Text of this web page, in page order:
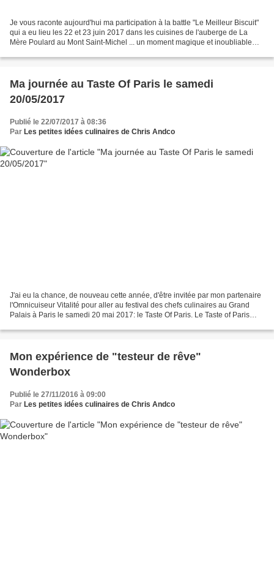
Je vous raconte aujourd'hui ma participation à la battle "Le Meilleur Biscuit"
qui a eu lieu les 22 et 23 juin 2017 dans les cuisines de l'auberge de La
Mère Poulard au Mont Saint-Michel ... un moment magique et inoubliable
Ma journée au Taste Of Paris le samedi
20/05/2017
Publié le 22/07/2017 à 08:36
Par Les petites idées culinaires de Chris Andco
J'ai eu la chance, de nouveau cette année, d'être invitée par mon partenaire
l'Omnicuiseur Vitalité pour aller au festival des chefs culinaires au Grand
Palais à Paris le samedi 20 mai 2017: le Taste Of Paris. Le Taste of Paris
Mon expérience de "testeur de rêve"
Wonderbox
Publié le 27/11/2016 à 09:00
Par Les petites idées culinaires de Chris Andco